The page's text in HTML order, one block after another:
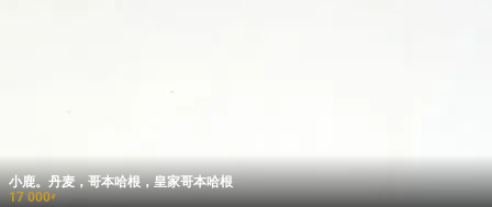
小鹿。丹麦，哥本哈根，皇家哥本哈根
17 000₽